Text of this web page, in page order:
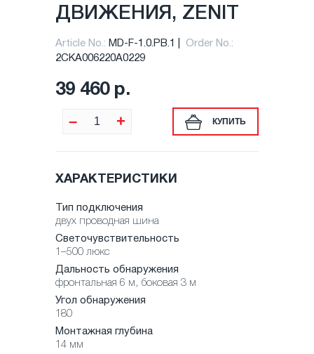
ДВИЖЕНИЯ, ZENIT
Article No.: MD-F-1.0.PB.1
Order No.:
2CKA006220A0229
39 460 р.
– + КУПИТЬ
ХАРАКТЕРИСТИКИ
Тип подключения
двух проводная шина
Светочувствительность
1–500 люкс
Дальность обнаружения
фронтальная 6 м, боковая 3 м
Угол обнаружения
180
Монтажная глубина
14 мм